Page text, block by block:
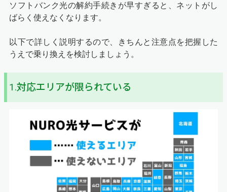
ソフトバンク光の解約手続きが早すぎると、ネットがし
ばらく使えなくなります。
以下で詳しく説明するので、きちんと注意点を把握した
うえで乗り換えを検討しましょう。
1.対応エリアが限られている